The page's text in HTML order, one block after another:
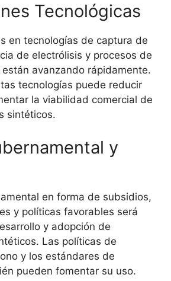
Tecnológicas
en tecnologías de captura de
de electrólisis y procesos de
avanzando rápidamente.
tecnologías puede reducir
la viabilidad comercial de
sintéticos.
y
en forma de subsidios,
y políticas favorables será
y adopción de
Las políticas de
y los estándares de
pueden fomentar su uso.